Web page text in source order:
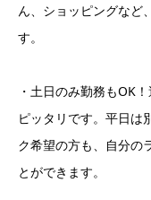
ん、ショッピングなど
す。
・土日のみ勤務もOK
ピッタリです。平日は
ク希望の方も、自分の
とができます。